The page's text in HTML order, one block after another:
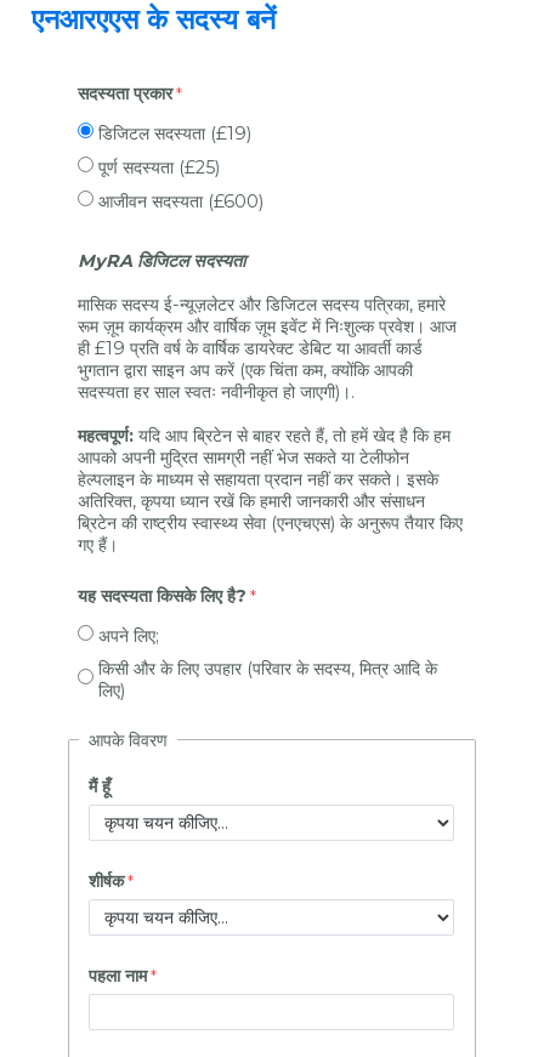
एनआरएएस के सदस्य बनें
सदस्यता प्रकार
डिजिटल सदस्यता (£19)
पूर्ण सदस्यता (£25)
आजीवन सदस्यता (£600)
MyRA डिजिटल सदस्यता
मासिक सदस्य ई-न्यूज़लेटर और डिजिटल सदस्य पत्रिका, हमारे
रूम ज़ूम कार्यक्रम और वार्षिक ज़ूम इवेंट में निःशुल्क प्रवेश। आज
ही £19 प्रति वर्ष के वार्षिक डायरेक्ट डेबिट या आवर्ती कार्ड
भुगतान द्वारा साइन अप करें (एक चिंता कम, क्योंकि आपकी
सदस्यता हर साल स्वतः नवीनीकृत हो जाएगी)।.
महत्वपूर्ण: यदि आप ब्रिटेन से बाहर रहते हैं, तो हमें खेद है कि हम
आपको अपनी मुद्रित सामग्री नहीं भेज सकते या टेलीफोन
हेल्पलाइन के माध्यम से सहायता प्रदान नहीं कर सकते। इसके
अतिरिक्त, कृपया ध्यान रखें कि हमारी जानकारी और संसाधन
ब्रिटेन की राष्ट्रीय स्वास्थ्य सेवा (एनएचएस) के अनुरूप तैयार किए
गए हैं।
यह सदस्यता किसके लिए है?
अपने लिए;
किसी और के लिए उपहार (परिवार के सदस्य, मित्र आदि के
लिए)
आपके विवरण
मैं हूँ
शीर्षक
पहला नाम